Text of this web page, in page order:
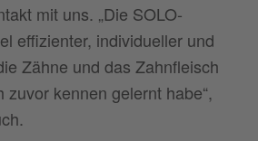
mit uns. „Die SOLO-
effizienter, individueller und
Zähne und das Zahnfleisch
zuvor kennen gelernt habe“,